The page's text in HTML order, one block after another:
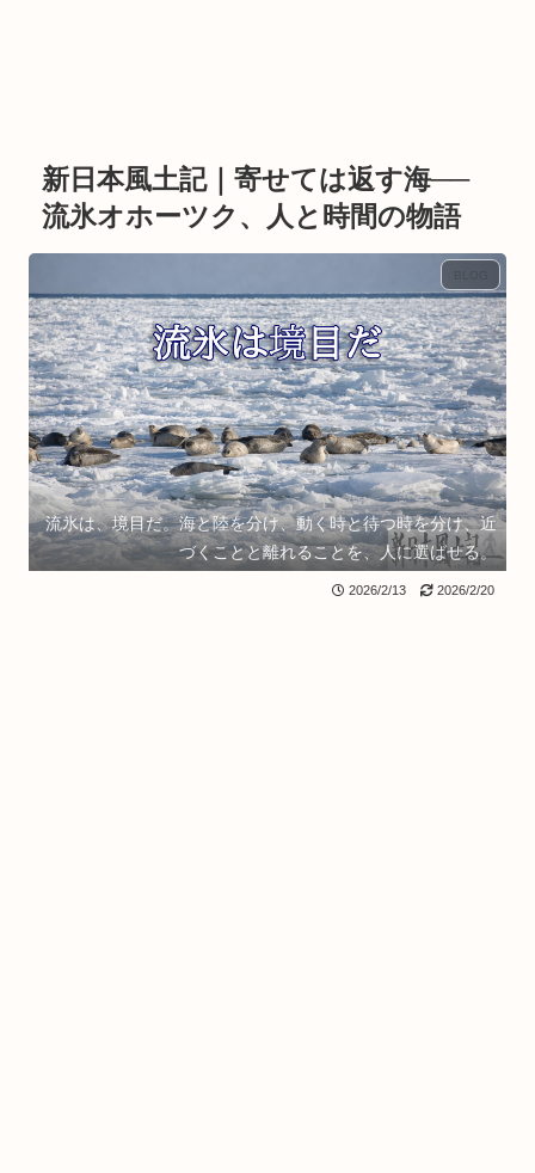
新日本風土記｜寄せては返す海──
流氷オホーツク、人と時間の物語
流氷は、境目だ。海と陸を分け、動く時と待つ時を分け、近
づくことと離れることを、人に選ばせる。
2026/2/13 2026/2/20